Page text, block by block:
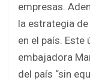
empresas.
la estrategia
en el país.
embajadora
del país “sin